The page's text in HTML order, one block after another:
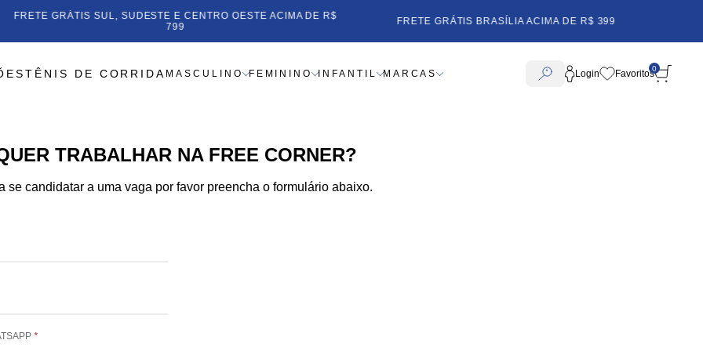
JUROS
FRETE GRÁTIS SUL, SUDESTE E CENTRO OESTE ACIMA DE R$
FRETE GRÁTIS BRASÍLIA
TÊNIS DE CORRIDA MASCULINO FEMININO INFANTIL MARCAS Login 0
TRABALHAR NA FREE CORNER?
se candidatar a uma vaga por favor preencha o formulário abaixo.
*